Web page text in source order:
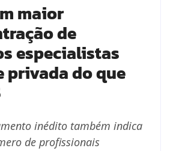
maior
de
especialistas
privada do que
inédito também indica
de profissionais